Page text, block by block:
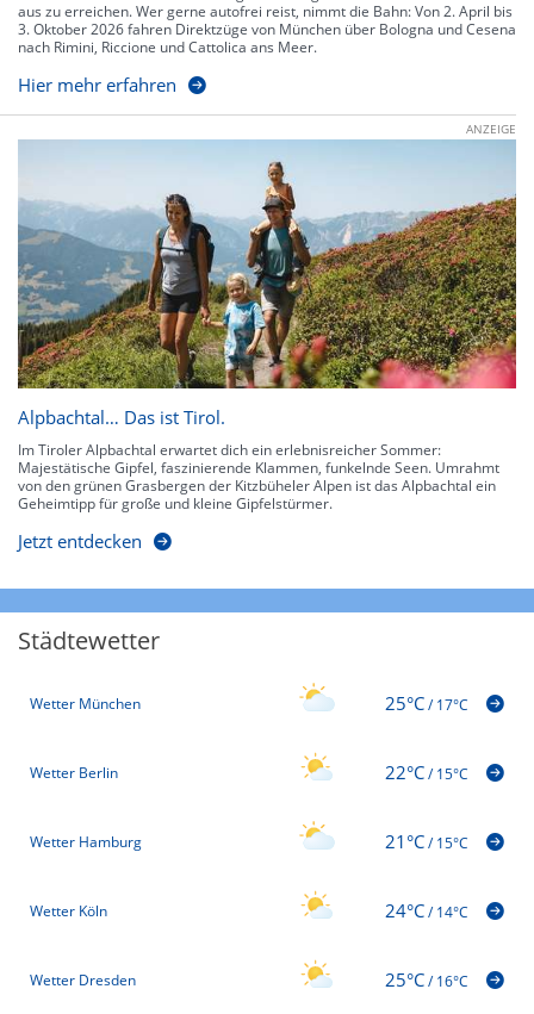
aus zu erreichen. Wer gerne autofrei reist, nimmt die Bahn: Von 2. April bis
3. Oktober 2026 fahren Direktzüge von München über Bologna und Cesena
nach Rimini, Riccione und Cattolica ans Meer.
Hier mehr erfahren
ANZEIGE
Alpbachtal… Das ist Tirol.
Im Tiroler Alpbachtal erwartet dich ein erlebnisreicher Sommer:
Majestätische Gipfel, faszinierende Klammen, funkelnde Seen. Umrahmt
von den grünen Grasbergen der Kitzbüheler Alpen ist das Alpbachtal ein
Geheimtipp für große und kleine Gipfelstürmer.
Jetzt entdecken
Städtewetter
Wetter München 25°C/17°C
Wetter Berlin 22°C/15°C
Wetter Hamburg 21°C/15°C
Wetter Köln 24°C/14°C
Wetter Dresden 25°C/16°C